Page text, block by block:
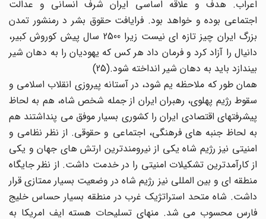
اعراب. هدف و علاقه اساسی ایران شرف انسانی و عدالت
اجتماعی بوده و خواهد بود. فرایافت حقوق بشر د رمنشور تمدن
بزرگ ایران چیز تازه ای نیست زیرا 2500 سال پیش کوروش کبیر،
دانیال را آزاد کرد و فرمان داد هر کس که یهودیان را به دهان شیر
بیندازد باید به دهان شیر انداخته شود.(25)
همان طور که ملاحظه یم شود، در آستانه پیروزی انقلاب اسلامی و
سقوط رژیم پهلوی، رهبران ایران از جمله شخص شاه، هم به لحاظ
پیشرفتهای اقتصادی ایران را کشوری بسیار موفق می پنداشتند هم
به لحاظ جنبه های فرهنگی، اجتماعی و حقوقی. از نظر نظامی و
امنیتی نیز رژیم شاه یکی از نیرومندترین ارتش های جهان و یکی
از کارآمدترین تشکیلات امنیتی را در خدمت داشت. از نظر جایگاه
منطقه ای و بین المللی نیز رژیم شاه در وضعیت بسیار ممتازی قرار
داشت. شاه متحد استراتژیک غرب در منطقه بسیار حساس خلیج
فارس محسوب می شد. منهای تسلیحات هسته ایف امریکا به